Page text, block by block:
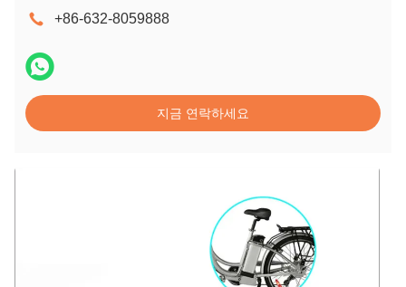
+86-632-8059888
지금 연락하세요